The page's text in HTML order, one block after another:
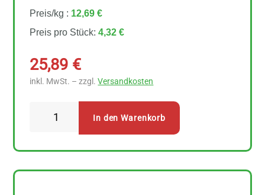
Preis/kg : 12,69 €
Preis pro Stück:4,32 €
25,89 €
inkl. MwSt. – zzgl.Versandkosten
In den Warenkorb